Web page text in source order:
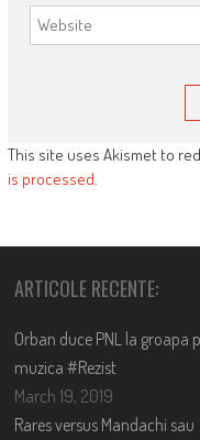
This site uses Akismet to
is processed.
ARTICOLE RECENTE:
Orban duce PNL la groapa
muzica #Rezist
March 19, 2019
Rares versus Mandachi sau